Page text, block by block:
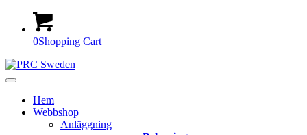
0Shopping Cart
Hem
Webbshop
Anläggning